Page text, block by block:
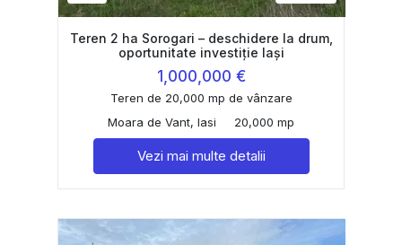
Teren 2 ha Sorogari – deschidere la drum,
oportunitate investiție Iași
1,000,000 €
Teren de 20,000 mp de vânzare
Moara de Vant, Iasi
20,000 mp
Vezi mai multe detalii